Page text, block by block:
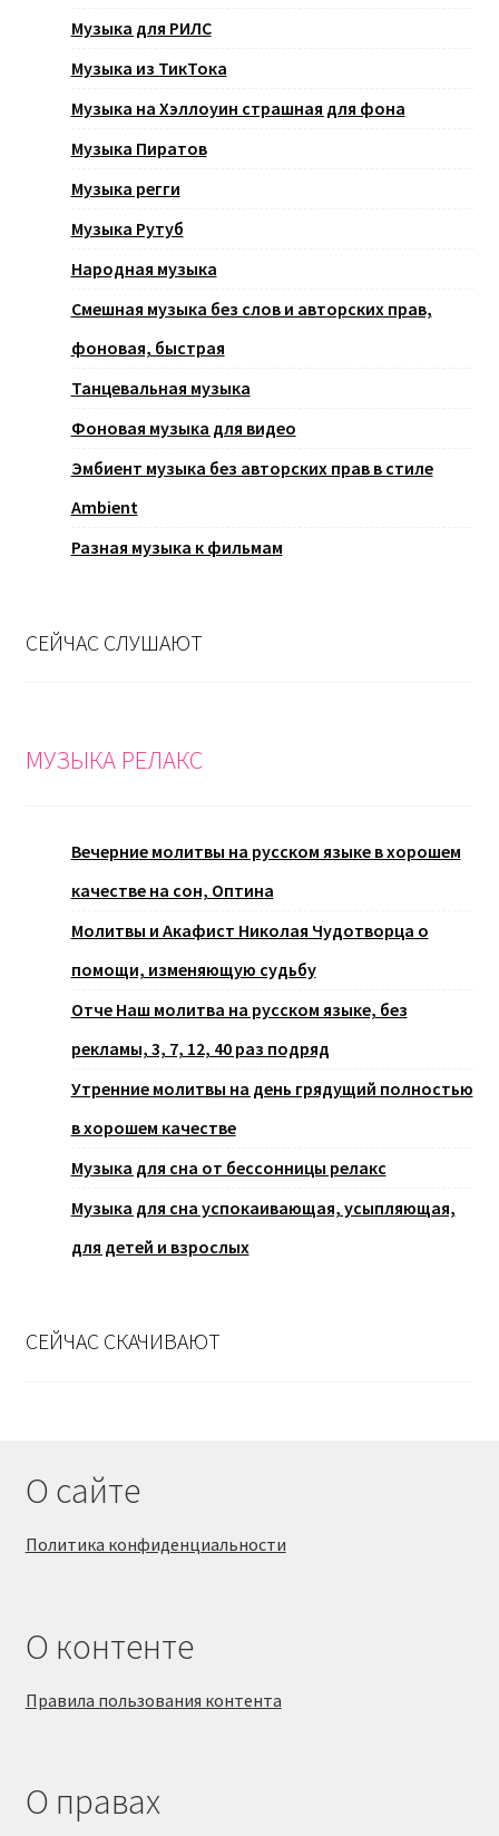
Музыка для РИЛС
Музыка из ТикТока
Музыка на Хэллоуин страшная для фона
Музыка Пиратов
Музыка регги
Музыка Рутуб
Народная музыка
Смешная музыка без слов и авторских прав,
фоновая, быстрая
Танцевальная музыка
Фоновая музыка для видео
Эмбиент музыка без авторских прав в стиле
Ambient
Разная музыка к фильмам
СЕЙЧАС СЛУШАЮТ
МУЗЫКА РЕЛАКС
Вечерние молитвы на русском языке в хорошем
качестве на сон, Оптина
Молитвы и Акафист Николая Чудотворца о
помощи, изменяющую судьбу
Отче Наш молитва на русском языке, без
рекламы, 3, 7, 12, 40 раз подряд
Утренние молитвы на день грядущий полностью
в хорошем качестве
Музыка для сна от бессонницы релакс
Музыка для сна успокаивающая, усыпляющая,
для детей и взрослых
СЕЙЧАС СКАЧИВАЮТ
О сайте
Политика конфиденциальности
О контенте
Правила пользования контента
О правах